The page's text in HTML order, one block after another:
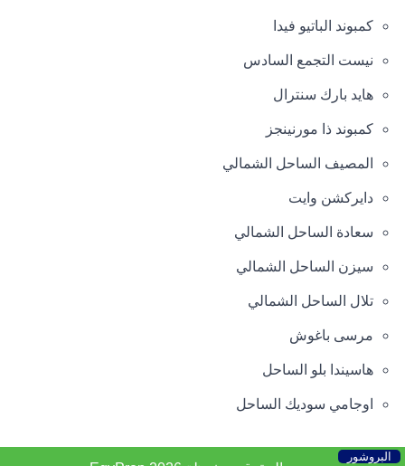
كمبوند الباتيو فيدا
نيست التجمع السادس
هايد بارك سنترال
كمبوند ذا مورنينجز
المصيف الساحل الشمالي
دايركشن وايت
سعادة الساحل الشمالي
سيزن الساحل الشمالي
تلال الساحل الشمالي
مرسى باغوش
هاسيندا بلو الساحل
اوجامي سوديك الساحل
البروشور